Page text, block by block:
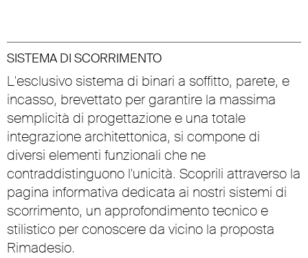
SISTEMA DI SCORRIMENTO
L'esclusivo sistema di binari a soffitto, parete, e
incasso, brevettato per garantire la massima
semplicità di progettazione e una totale
integrazione architettonica, si compone di
diversi elementi funzionali che ne
contraddistinguono l'unicità. Scoprili attraverso la
pagina informativa dedicata ai nostri sistemi di
scorrimento, un approfondimento tecnico e
stilistico per conoscere da vicino la proposta
Rimadesio.